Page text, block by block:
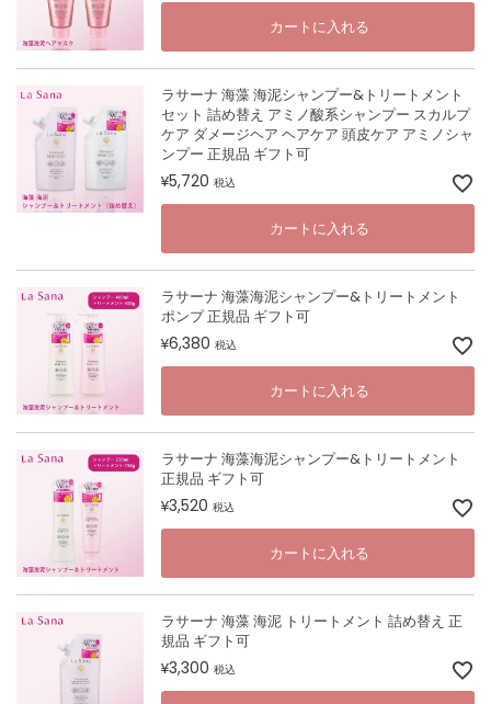
カートに入れる
ラサーナ 海藻 海泥シャンプー&トリートメント
セット 詰め替え アミノ酸系シャンプー スカルプ
ケア ダメージヘア ヘアケア 頭皮ケア アミノシャ
ンプー 正規品 ギフト可
¥5,720 税込
カートに入れる
ラサーナ 海藻海泥シャンプー&トリートメント
ポンプ 正規品 ギフト可
¥6,380 税込
カートに入れる
ラサーナ 海藻海泥シャンプー&トリートメント
正規品 ギフト可
¥3,520 税込
カートに入れる
ラサーナ 海藻 海泥 トリートメント 詰め替え 正
規品 ギフト可
¥3,300 税込